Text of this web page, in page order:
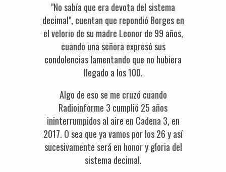
"No sabía que era devota del sistema
decimal", cuentan que repondió Borges en
el velorio de su madre Leonor de 99 años,
cuando una señora expresó sus
condolencias lamentando que no hubiera
llegado a los 100.
Algo de eso se me cruzó cuando
Radioinforme 3 cumplió 25 años
ininterrumpidos al aire en Cadena 3, en
2017. O sea que ya vamos por los 26 y así
sucesivamente será en honor y gloria del
sistema decimal.